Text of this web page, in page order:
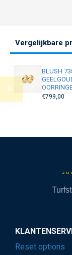
Vergelijkbare
BLUSH
€799,00
Reset options